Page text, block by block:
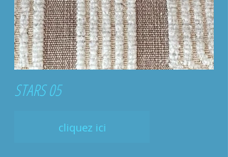
STARS 05
cliquez ici